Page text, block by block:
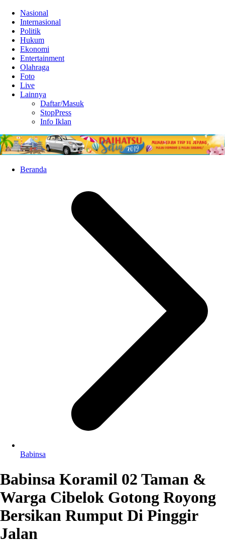
Nasional
Internasional
Politik
Hukum
Ekonomi
Entertainment
Olahraga
Foto
Live
Lainnya
Daftar/Masuk
StopPress
Info Iklan
Beranda
Babinsa
Babinsa Koramil 02 Taman &
Warga Cibelok Gotong Royong
Bersikan Rumput Di Pinggir
Jalan